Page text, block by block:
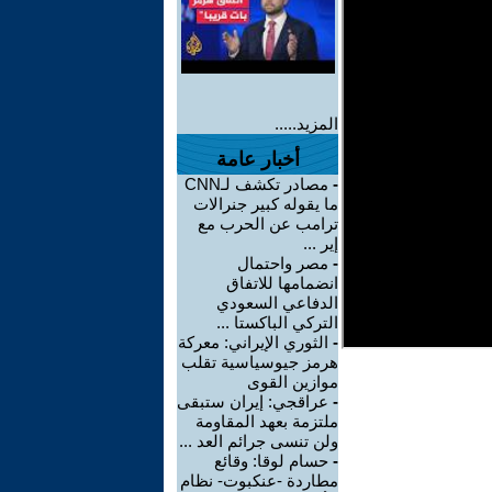
المزيد.....
أخبار عامة
-
مصادر تكشف لـCNN
ما يقوله كبير جنرالات
ترامب عن الحرب مع
إير ...
- مصر واحتمال
انضمامها للاتفاق
الدفاعي السعودي
التركي الباكستا ...
- الثوري الإيراني: معركة
هرمز جيوسياسية تقلب
موازين القوى
- عراقجي: إيران ستبقى
ملتزمة بعهد المقاومة
ولن تنسى جرائم العد ...
- حسام لوقا: وقائع
مطاردة -عنكبوت- نظام